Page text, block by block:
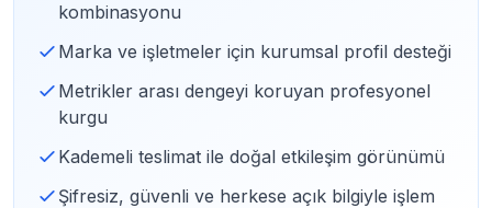
kombinasyonu
Marka ve işletmeler için kurumsal profil desteği
Metrikler arası dengeyi koruyan profesyonel
kurgu
Kademeli teslimat ile doğal etkileşim görünümü
Şifresiz, güvenli ve herkese açık bilgiyle işlem